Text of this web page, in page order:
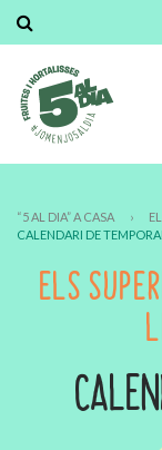
“5 AL DIA” A CASA ›
CALENDARI DE
ELS